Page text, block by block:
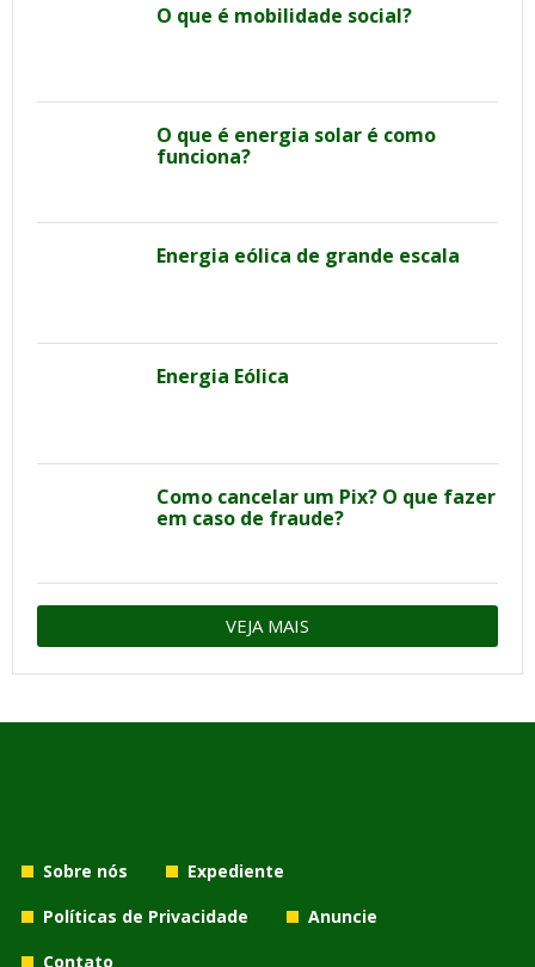
O que é mobilidade social?
O que é energia solar é como
funciona?
Energia eólica de grande escala
Energia Eólica
Como cancelar um Pix? O que fazer
em caso de fraude?
VEJA MAIS
Sobre nós
Expediente
Políticas de Privacidade
Anuncie
Contato